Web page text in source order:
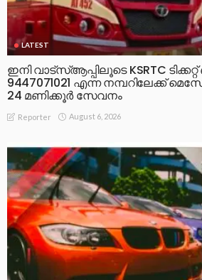
LATEST
ഇനി വാട്‌സ്ആപ്പിലൂടെ KSRTC
9447071021 എന്ന നമ്പറിലേക്ക്
24 മണിക്കൂർ സേവനം
Reporter August 6, 2026